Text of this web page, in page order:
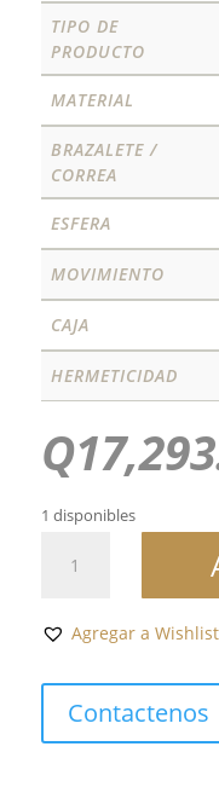
TIPO DE
PRODUCTO
MATERIAL
BRAZALETE /
CORREA
ESFERA
MOVIMIENTO
CAJA
HERMETICIDAD
Q
1 disponibles
WAVE
Agregar a Wishlist
Contactenos